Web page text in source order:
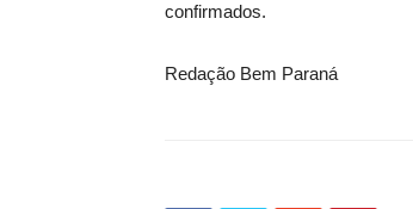
confirmados.
Redação Bem Paraná